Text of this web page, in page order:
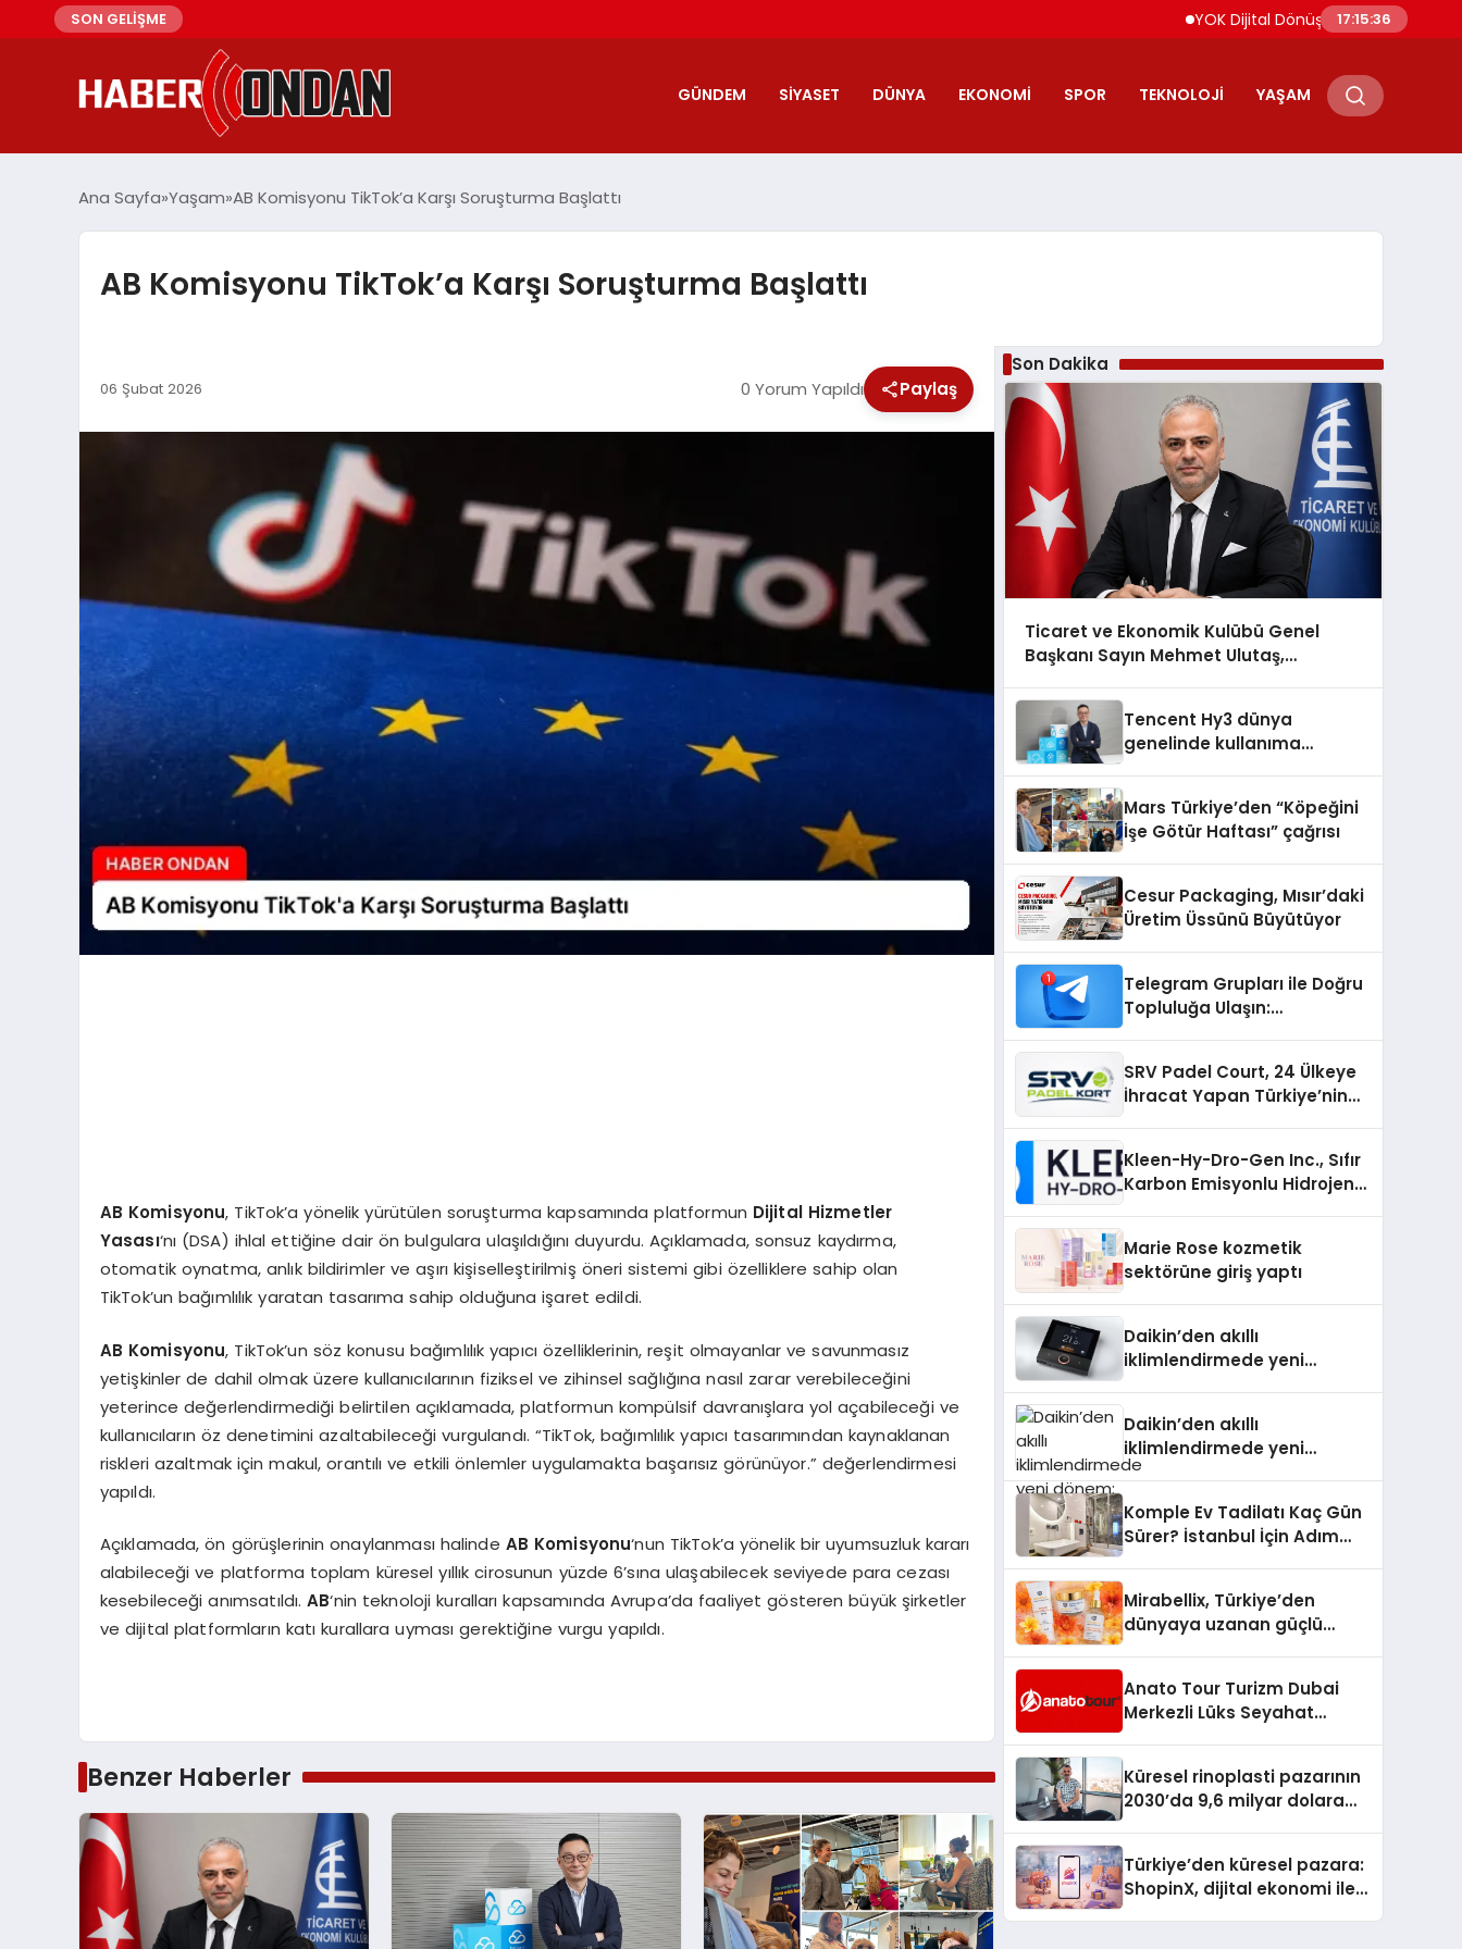
SON GELİŞME YOK Dijital Dönüşüm İçin Bilişim
17:15:36
GÜNDEM SIYASET DÜNYA EKONOMI SPOR TEKNOLOJI YAŞAM
Ana Sayfa Yaşam AB Komisyonu TikTok’a Karşı Soruşturma Başlattı
AB Komisyonu TikTok’a Karşı Soruşturma Başlattı
06 Şubat 2026 0 Yorum Yapıldı Paylaş
AB Komisyonu, TikTok’a yönelik yürütülen soruşturma kapsamında platformun Dijital Hizmetler
Yasası‘nı (DSA) ihlal ettiğine dair ön bulgulara ulaşıldığını duyurdu. Açıklamada, sonsuz kaydırma,
otomatik oynatma, anlık bildirimler ve aşırı kişiselleştirilmiş öneri sistemi gibi özelliklere sahip olan
TikTok’un bağımlılık yaratan tasarıma sahip olduğuna işaret edildi.
AB Komisyonu, TikTok’un söz konusu bağımlılık yapıcı özelliklerinin, reşit olmayanlar ve savunmasız
yetişkinler de dahil olmak üzere kullanıcılarının fiziksel ve zihinsel sağlığına nasıl zarar verebileceğini
yeterince değerlendirmediği belirtilen açıklamada, platformun kompülsif davranışlara yol açabileceği ve
kullanıcıların öz denetimini azaltabileceği vurgulandı. “TikTok, bağımlılık yapıcı tasarımından kaynaklanan
riskleri azaltmak için makul, orantılı ve etkili önlemler uygulamakta başarısız görünüyor.” değerlendirmesi
yapıldı.
Açıklamada, ön görüşlerinin onaylanması halinde AB Komisyonu‘nun TikTok’a yönelik bir uyumsuzluk kararı
alabileceği ve platforma toplam küresel yıllık cirosunun yüzde 6’sına ulaşabilecek seviyede para cezası
kesebileceği anımsatıldı.AB‘nin teknoloji kuralları kapsamında Avrupa’da faaliyet gösteren büyük şirketler
ve dijital platformların katı kurallara uyması gerektiğine vurgu yapıldı.
Benzer Haberler
Son Dakika
Ticaret ve Ekonomik Kulübü Genel
Başkanı Sayın Mehmet Ulutaş,
şunları kaydetti:
Tencent Hy3 dünya
genelinde kullanıma
Mars Türkiye’den “Köpeğini
İşe Götür Haftası” çağrısı
Cesur Packaging, Mısır’daki
Üretim Üssünü Büyütüyor
Telegram Grupları ile Doğru
Topluluğa Ulaşın:
SRV Padel Court, 24 Ülkeye
İhracat Yapan Türkiye’nin
Kleen-Hy-Dro-Gen Inc., Sıfır
Karbon Emisyonlu Hidrojen
Aldı
Marie Rose kozmetik
sektörüne giriş yaptı
Daikin’den akıllı
iklimlendirmede yeni
Daikin’den akıllı
iklimlendirmede yeni
dönem: Madoka Plus
Komple Ev Tadilatı Kaç Gün
Sürer? İstanbul İçin Adım
Mirabellix, Türkiye’den
dünyaya uzanan güçlü
Anato Tour Turizm Dubai
Merkezli Lüks Seyahat
Küresel rinoplasti pazarının
2030’da 9,6 milyar dolara
Türkiye’den küresel pazara:
ShopinX, dijital ekonomi ile